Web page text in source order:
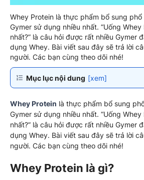
Whey Protein là thực phẩm bổ sung
Gymer sử dụng nhiều nhất. “Uống
nhất?” là câu hỏi được rất nhiều Gymer
dụng Whey. Bài viết sau đây sẽ trả lời
người. Các bạn cùng theo dõi nhé!
Mục lục nội dung [xem]
Whey Protein là thực phẩm bổ sung
Gymer sử dụng nhiều nhất. “Uống
nhất?” là câu hỏi được rất nhiều Gymer
dụng Whey. Bài viết sau đây sẽ trả lời
người. Các bạn cùng theo dõi nhé!
Whey Protein là gì?